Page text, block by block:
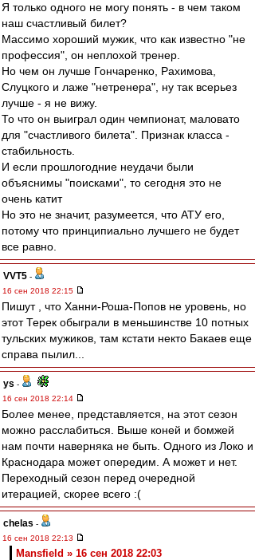
Я только одного не могу понять - в чем таком
наш счастливый билет?
Массимо хороший мужик, что как известно "не
профессия", он неплохой тренер.
Но чем он лучше Гончаренко, Рахимова,
Слуцкого и лаже "нетренера", ну так всерьез
лучше - я не вижу.
То что он выиграл один чемпионат, маловато
для "счастливого билета". Признак класса -
стабильность.
И если прошлогодние неудачи были
объяснимы "поисками", то сегодня это не
очень катит
Но это не значит, разумеется, что АТУ его,
потому что принципиально лучшего не будет
все равно.
VVT5 -
16 сен 2018 22:15
Пишут , что Ханни-Роша-Попов не уровень, но
этот Терек обыграли в меньшинстве 10 потных
тульских мужиков, там кстати некто Бакаев еще
справа пылил...
ys -
16 сен 2018 22:14
Более менее, представляется, на этот сезон
можно расслабиться. Выше коней и бомжей
нам почти наверняка не быть. Одного из Локо и
Краснодара может опередим. А может и нет.
Переходный сезон перед очередной
итерацией, скорее всего :(
chelas -
16 сен 2018 22:13
Mansfield » 16 сен 2018 22:03